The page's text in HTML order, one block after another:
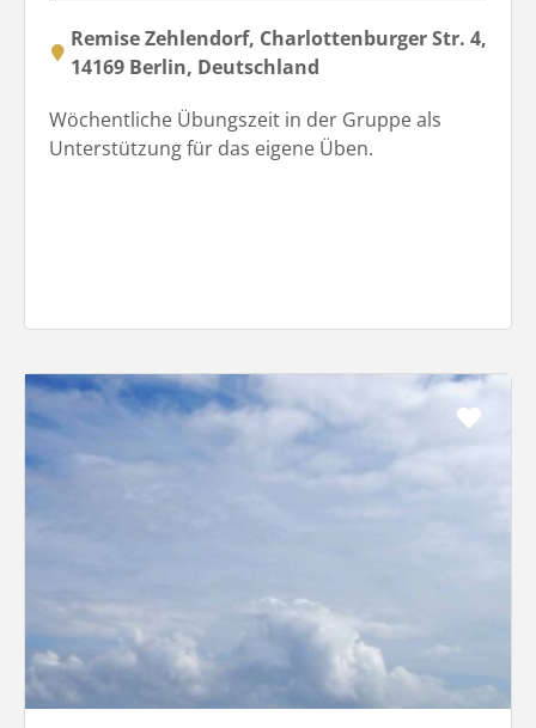
Remise Zehlendorf, Charlottenburger Str. 4,
14169 Berlin, Deutschland
Wöchentliche Übungszeit in der Gruppe als
Unterstützung für das eigene Üben.